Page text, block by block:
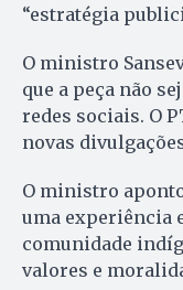
“estratégia
O ministro
que a peça não
redes sociais. O
novas
O ministro
uma experiência
comunidade
valores e